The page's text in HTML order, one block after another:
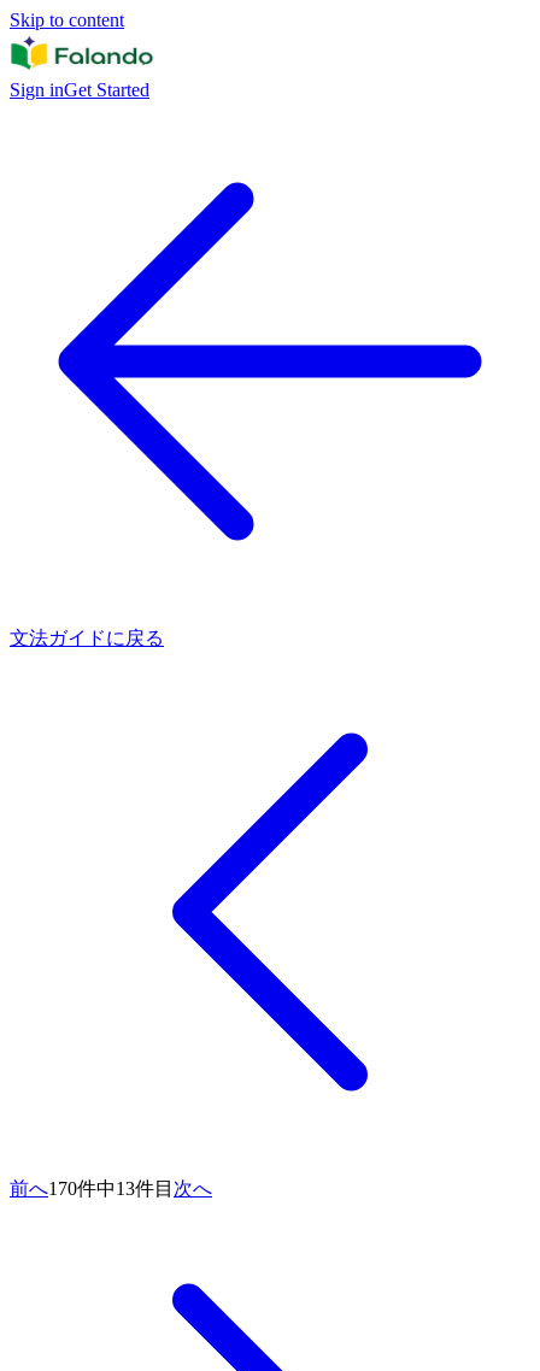
Skip to content
Sign inGet Started
文法ガイドに戻る
前へ170件中13件目 次へ